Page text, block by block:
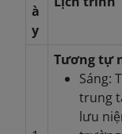
à
y
Tương tự
Sáng:
trung
lưu